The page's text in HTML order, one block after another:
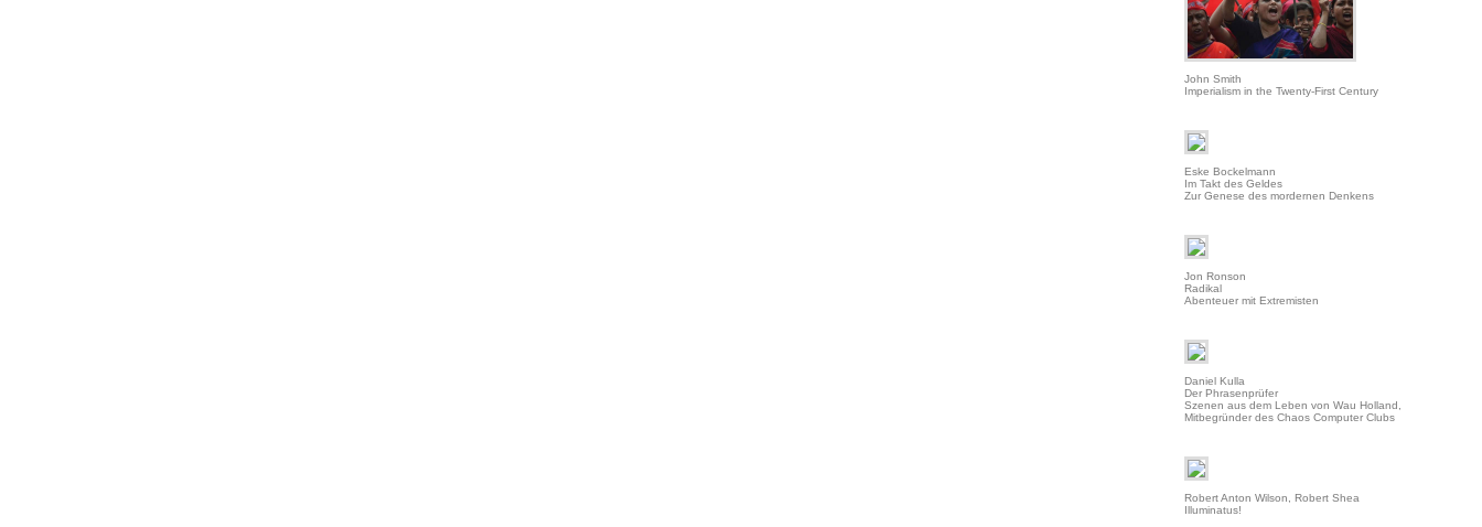
John Smith
Imperialism in the Twenty-First Century
Eske Bockelmann
Im Takt des Geldes
Zur Genese des mordernen Denkens
Jon Ronson
Radikal
Abenteuer mit Extremisten
Daniel Kulla
Der Phrasenprüfer
Szenen aus dem Leben von Wau Holland,
Mitbegründer des Chaos Computer Clubs
Robert Anton Wilson, Robert Shea
Illuminatus!